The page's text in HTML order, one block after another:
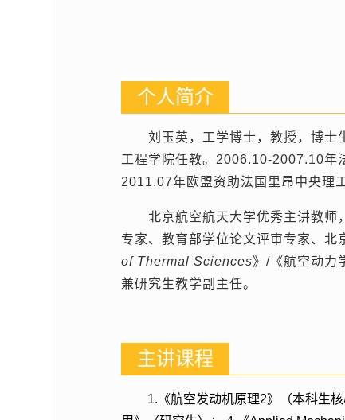
个人简介
刘玉英，工学博士，教授，博士
工程学院任教。 2006.10-2007.10年
2011.07年欧盟资助法国里昂中央理
北京航空航天大学优秀主讲教师
专家、教育部学位论文评审专家、北
of Thermal Sciences》 / 《航空动力
兼研究生教学副主任。
主讲课程
1.《航空发动机原理2》（本科生